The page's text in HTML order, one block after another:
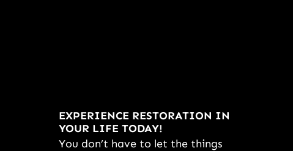
EXPERIENCE RESTORATION IN
YOUR LIFE TODAY!
You don’t have to let the things